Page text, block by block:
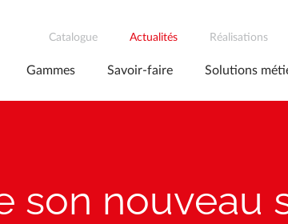
Catalogue Actualités Réalisations
Gammes Savoir-faire Solutions
son nouveau